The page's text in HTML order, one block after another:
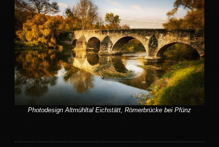
Photodesign Altmühltal Eichstätt, Römerbrücke bei Pfünz